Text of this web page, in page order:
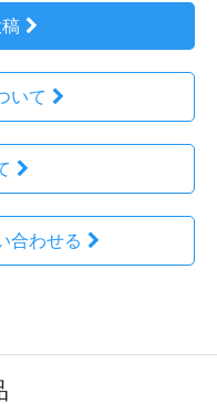
いて
合わせる